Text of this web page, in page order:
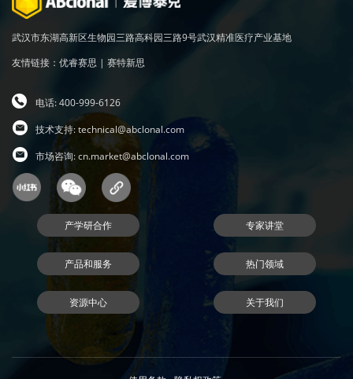
武汉市东湖高新区生物园三路高科园三路9号武汉精准医疗产业基地
友情链接： 优睿赛思 | 赛特新思
电话: 400-999-6126
技术支持:technical@abclonal.com
市场咨询:cn.market@abclonal.com
产学研合作 专家讲堂
产品和服务 热门领域
资源中心 关于我们